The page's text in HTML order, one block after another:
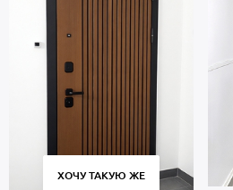
ХОЧУ ТАКУЮ ЖЕ